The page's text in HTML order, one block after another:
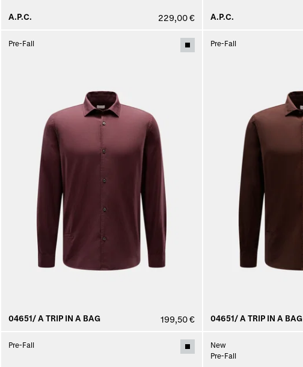
A.P.C. 229,00 € A.P.C.
Pre-Fall
04651/ A TRIP IN A BAG 199,50 €
Pre-Fall
04651/ A TRIP IN A BAG
Pre-Fall
New
Pre-Fall